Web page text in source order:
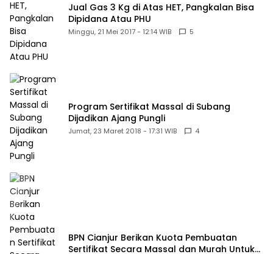
Jual Gas 3 Kg di Atas HET, Pangkalan Bisa
Dipidana Atau PHU
Minggu, 21 Mei 2017 - 12:14 WIB 5
Program Sertifikat Massal di Subang
Dijadikan Ajang Pungli
Jumat, 23 Maret 2018 - 17:31 WIB 4
BPN Cianjur Berikan Kuota Pembuatan
Sertifikat Secara Massal dan Murah Untuk